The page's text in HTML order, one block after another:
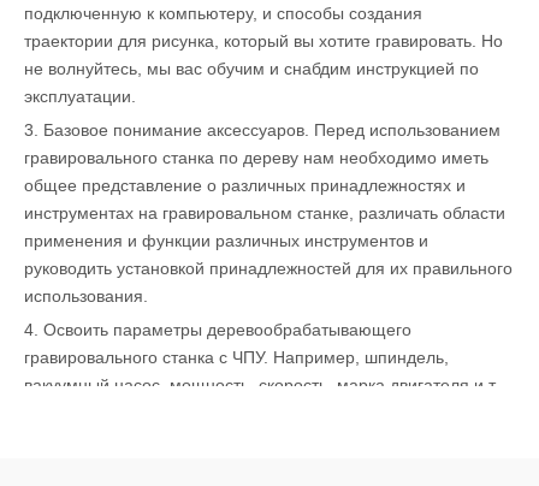
подключенную к компьютеру, и способы создания
траектории для рисунка, который вы хотите гравировать. Но
не волнуйтесь, мы вас обучим и снабдим инструкцией по
эксплуатации.
3. Базовое понимание аксессуаров. Перед использованием
гравировального станка по дереву нам необходимо иметь
общее представление о различных принадлежностях и
инструментах на гравировальном станке, различать области
применения и функции различных инструментов и
руководить установкой принадлежностей для их правильного
использования.
4. Освоить параметры деревообрабатывающего
гравировального станка с ЧПУ. Например, шпиндель,
вакуумный насос, мощность, скорость, марка двигателя и т.